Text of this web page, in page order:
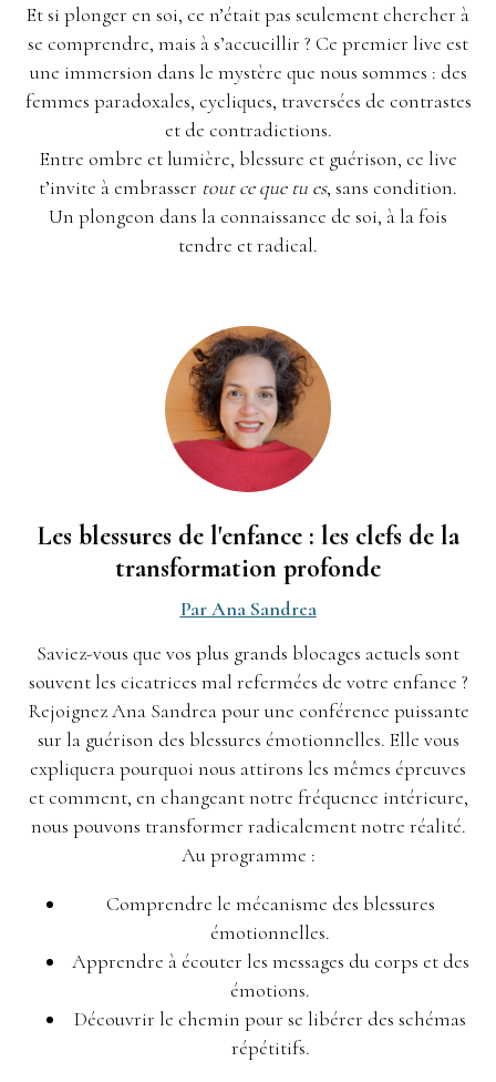
Et si plonger en soi, ce n’était pas seulement chercher à
se comprendre, mais à s’accueillir ? Ce premier live est
une immersion dans le mystère que nous sommes : des
femmes paradoxales, cycliques, traversées de contrastes
et de contradictions.
Entre ombre et lumière, blessure et guérison, ce live
t’invite à embrasser tout ce que tu es, sans condition.
Un plongeon dans la connaissance de soi, à la fois
tendre et radical.
Les blessures de l'enfance : les clefs de la
transformation profonde
Par Ana Sandrea
Saviez-vous que vos plus grands blocages actuels sont
souvent les cicatrices mal refermées de votre enfance ?
Rejoignez Ana Sandrea pour une conférence puissante
sur la guérison des blessures émotionnelles. Elle vous
expliquera pourquoi nous attirons les mêmes épreuves
et comment, en changeant notre fréquence intérieure,
nous pouvons transformer radicalement notre réalité.
Au programme :
Comprendre le mécanisme des blessures
émotionnelles.
Apprendre à écouter les messages du corps et des
émotions.
Découvrir le chemin pour se libérer des schémas
répétitifs.